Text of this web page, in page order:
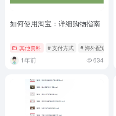
如何使用淘宝：详细购物指南
其他资料 # 支付方式 # 海外配送
1年前 634